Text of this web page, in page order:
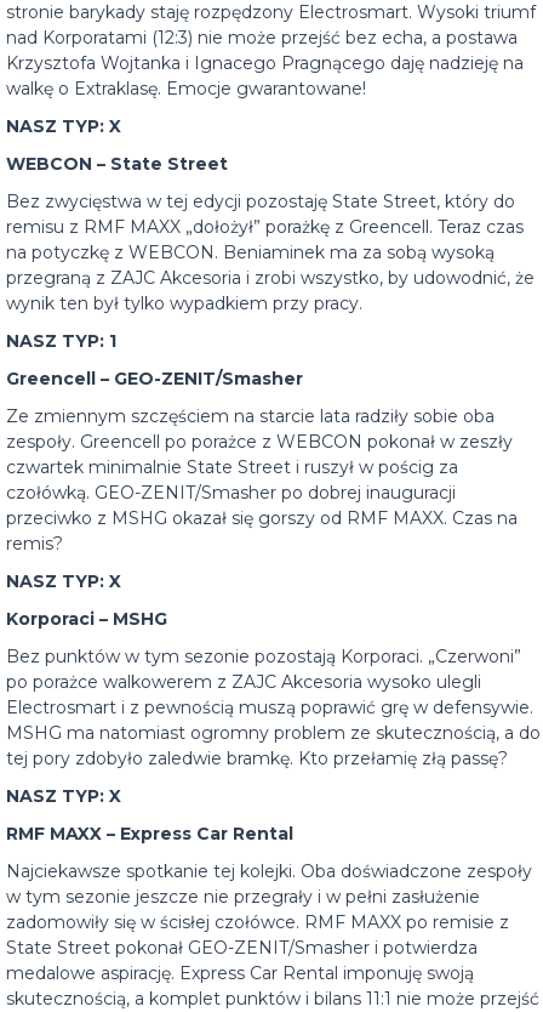
stronie barykady staję rozpędzony Electrosmart. Wysoki triumf
nad Korporatami (12:3) nie może przejść bez echa, a postawa
Krzysztofa Wojtanka i Ignacego Pragnącego daję nadzieję na
walkę o Extraklasę. Emocje gwarantowane!
NASZ TYP: X
WEBCON – State Street
Bez zwycięstwa w tej edycji pozostaję State Street, który do
remisu z RMF MAXX „dołożył” porażkę z Greencell. Teraz czas
na potyczkę z WEBCON. Beniaminek ma za sobą wysoką
przegraną z ZAJC Akcesoria i zrobi wszystko, by udowodnić, że
wynik ten był tylko wypadkiem przy pracy.
NASZ TYP: 1
Greencell – GEO-ZENIT/Smasher
Ze zmiennym szczęściem na starcie lata radziły sobie oba
zespoły. Greencell po porażce z WEBCON pokonał w zeszły
czwartek minimalnie State Street i ruszył w pościg za
czołówką. GEO-ZENIT/Smasher po dobrej inauguracji
przeciwko z MSHG okazał się gorszy od RMF MAXX. Czas na
remis?
NASZ TYP: X
Korporaci – MSHG
Bez punktów w tym sezonie pozostają Korporaci. „Czerwoni”
po porażce walkowerem z ZAJC Akcesoria wysoko ulegli
Electrosmart i z pewnością muszą poprawić grę w defensywie.
MSHG ma natomiast ogromny problem ze skutecznością, a do
tej pory zdobyło zaledwie bramkę. Kto przełamię złą passę?
NASZ TYP: X
RMF MAXX – Express Car Rental
Najciekawsze spotkanie tej kolejki. Oba doświadczone zespoły
w tym sezonie jeszcze nie przegrały i w pełni zasłużenie
zadomowiły się w ścisłej czołówce. RMF MAXX po remisie z
State Street pokonał GEO-ZENIT/Smasher i potwierdza
medalowe aspirację. Express Car Rental imponuję swoją
skutecznością, a komplet punktów i bilans 11:1 nie może przejść